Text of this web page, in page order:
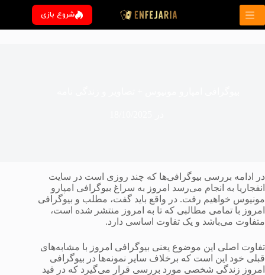
پرش
محتوا
شروع بازی
در ادامه بررسی بیوگرافی‌ها که چند روزی است در سایت
انفجاریا به انجام می‌رسد امروز به سراغ بیوگرافی امپارو
مونیوس خواهیم رفت. در واقع باید گفت، مطلب و بیوگرافی
امروز با تمامی مطالبی که تا به امروز منتشر شده است،
متفاوت می‌باشد و یک تفاوت اساسی دارد.
تفاوت اصلی این موضوع یعنی بیوگرافی امروز با مشابه‌های
قبلی خود این است که برخلاف سایر نمونه‌ها در بیوگرافی
امروز زندگی شخصی مورد بررسی قرار می‌گیرد که در قید